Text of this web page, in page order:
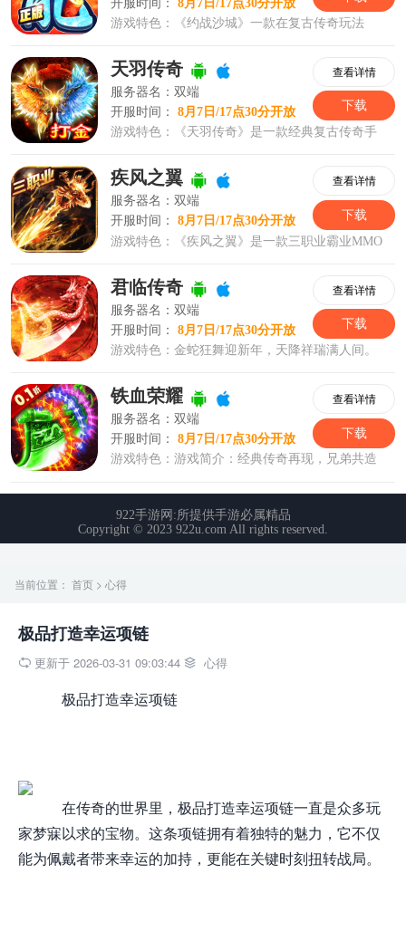
当前位置： 首页 > 心得
极品打造幸运项链
 更新于 2026-03-31 09:03:44  心得
极品打造幸运项链
在传奇的世界里，极品打造幸运项链一直是众多玩
家梦寐以求的宝物。这条项链拥有着独特的魅力，它不仅
能为佩戴者带来幸运的加持，更能在关键时刻扭转战局。